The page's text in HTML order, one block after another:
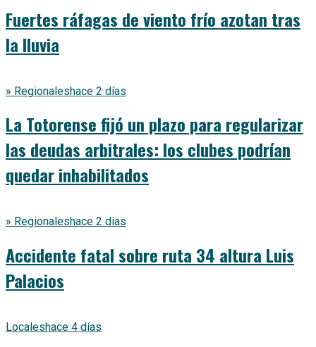
Fuertes ráfagas de viento frío azotan tras
la lluvia
» Regionaleshace 2 días
La Totorense fijó un plazo para regularizar
las deudas arbitrales: los clubes podrían
quedar inhabilitados
» Regionaleshace 2 días
Accidente fatal sobre ruta 34 altura Luis
Palacios
Localeshace 4 días